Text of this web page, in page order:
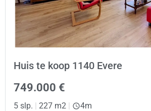
Huis te koop 1140 Evere
749.000 €
5 slp. | 227 m2 | 4m